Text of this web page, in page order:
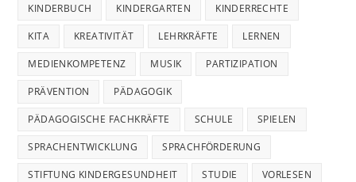
KINDERBUCH KINDERGARTEN KINDERRECHTE
KITA KREATIVITÄT LEHRKRÄFTE LERNEN
MEDIENKOMPETENZ MUSIK PARTIZIPATION
PRÄVENTION PÄDAGOGIK
PÄDAGOGISCHE FACHKRÄFTE SCHULE SPIELEN
SPRACHENTWICKLUNG SPRACHFÖRDERUNG
STIFTUNG KINDERGESUNDHEIT STUDIE VORLESEN